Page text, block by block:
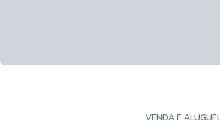
VENDA E